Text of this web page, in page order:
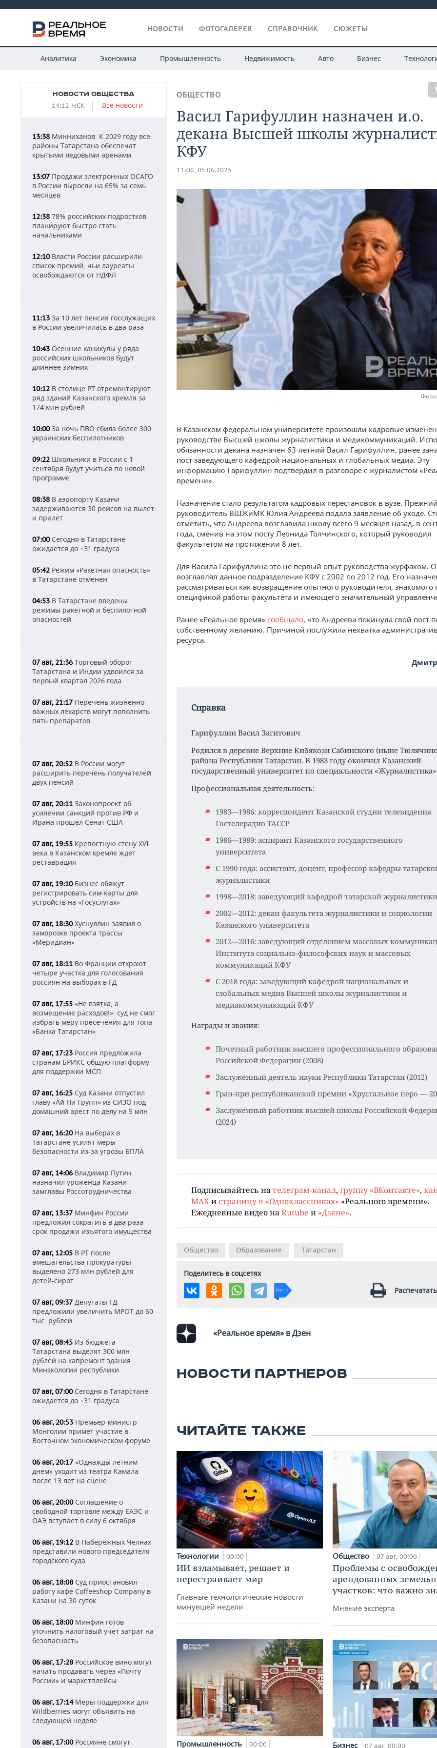
НОВОСТИ ФОТОГАЛЕРЕЯ СПРАВОЧНИК СЮЖЕТЫ
Аналитика Экономика Промышленность Недвижимость Авто Бизнес
НОВОСТИ ОБЩЕСТВА
14:12 МСК Все новости
13:38 Минниханов: К 2029 году все
районы Татарстана обеспечат
крытыми ледовыми аренами
13:07 Продажи электронных ОСАГО
в России выросли на 65% за семь
месяцев
12:38 78% российских подростков
планируют быстро стать
начальниками
12:10Власти России расширили
список премий, чьи лауреаты
освобождаются от НДФЛ
11:13 За 10 лет пенсия госслужащих
в России увеличилась в два раза
10:43 Осенние каникулы у ряда
российских школьников будут
длиннее зимних
10:12 В столице РТ отремонтируют
ряд зданий Казанского кремля за
174 млн рублей
10:00За ночь ПВО сбила более 300
украинских беспилотников
09:22 Школьники в России с 1
сентября будут учиться по новой
программе
08:38 В аэропорту Казани
задерживаются 30 рейсов на вылет
и прилет
07:00Сегодня в Татарстане
ожидается до +31 градуса
05:42 Режим «Ракетная опасность»
в Татарстане отменен
04:53 В Татарстане введены
режимы ракетной и беспилотной
опасностей
07 авг, 21:36 Торговый оборот
Татарстана и Индии удвоился за
первый квартал 2026 года
07 авг, 21:17 Перечень жизненно
важных лекарств могут пополнить
пять препаратов
07 авг, 20:52 В России могут
расширить перечень получателей
двух пенсий
07 авг, 20:11 Законопроект об
усилении санкций против РФ и
Ирана прошел Сенат США
07 авг, 19:55 Крепостную стену XVI
века в Казанском кремле ждет
реставрация
07 авг, 19:10Бизнес обяжут
регистрировать сим-карты для
устройств на «Госуслугах»
07 авг, 18:30Хуснуллин заявил о
заморозке проекта трассы
«Меридиан»
07 авг, 18:11 Во Франции откроют
четыре участка для голосования
россиян на выборах в ГД
07 авг, 17:55 «Не взятка, а
возмещение расходов!»: суд не смог
избрать меру пресечения для топа
«Банка Татарстан»
07 авг, 17:23 Россия предложила
странам БРИКС общую платформу
для поддержки МСП
07 авг, 16:25 Суд Казани отпустил
главу «Ай Пи Групп» из СИЗО под
домашний арест по делу на 5 млн
07 авг, 16:20На выборах в
Татарстане усилят меры
безопасности из-за угрозы БПЛА
07 авг, 14:06 Владимир Путин
назначил уроженца Казани
замглавы Россотрудничества
07 авг, 13:37 Минфин России
предложил сократить в два раза
срок продажи изъятого имущества
07 авг, 12:05 В РТ после
вмешательства прокуратуры
выделено 273 млн рублей для
детей-сирот
07 авг, 09:37 Депутаты ГД
предложили увеличить МРОТ до 50
тыс. рублей
07 авг, 08:45 Из бюджета
Татарстана выделят 300 млн
рублей на капремонт здания
Минэкологии республики
07 авг, 07:00Сегодня в Татарстане
ожидается до +31 градуса
06 авг, 20:53 Премьер-министр
Монголии примет участие в
Восточном экономическом форуме
06 авг, 20:17 «Однажды летним
днем» уходит из театра Камала
после 13 лет на сцене
06 авг, 20:00Соглашение о
свободной торговле между ЕАЭС и
ОАЭ вступает в силу 6 октября
06 авг, 19:12 В Набережных Челнах
представили нового председателя
городского суда
06 авг, 18:08 Суд приостановил
работу кафе Coffeeshop Company в
Казани на 30 суток
06 авг, 18:00Минфин готов
уточнить налоговый учет затрат на
безопасность
06 авг, 17:28 Российское вино могут
начать продавать через «Почту
России» и маркетплейсы
06 авг, 17:14Меры поддержки для
Wildberries могут объявить на
следующей неделе
06 авг, 17:00Россияне смогут
ОБЩЕСТВО
Васил Гарифуллин назначен и.о.
декана Высшей школы
КФУ
11:06, 05.06.2025
В Казанском федеральном университете произошли кадровые
руководстве Высшей школы журналистики и медикоммуникаций.
обязанности декана назначен 63-летний Васил Гарифуллин, ранее
пост заведующего кафедрой национальных и глобальных медиа. Эту
информацию Гарифуллин подтвердил в разговоре с журналистом
времени».
Назначение стало результатом кадровых перестановок в вузе. Прежний
руководитель ВШЖиМК Юлия Андреева подала заявление об уходе.
отметить, что Андреева возглавила школу всего 9 месяцев назад, в
года, сменив на этом посту Леонида Толчинского, который руководил
факультетом на протяжении 8 лет.
Для Васила Гарифуллина это не первый опыт руководства журфаком.
возглавлял данное подразделение КФУ с 2002 по 2012 год. Его
рассматриваться как возвращение опытного руководителя, знакомого
спецификой работы факультета и имеющего значительный
Ранее «Реальное время» сообщало, что Андреева покинула свой пост
собственному желанию. Причиной послужила нехватка
ресурса.
Справка
Гарифуллин Васил Загитович
Родился в деревне Верхние Кибякози Сабинского (ныне
района Республики Татарстан. В 1983 году окончил Казанский
государственный университет по специальности
Профессиональная деятельность:
1983—1986: корреспондент Казанской студии телевидения
Гостелерадио ТАССР
1986—1989: аспирант Казанского государственного
университета
С 1990 года: ассистент, доцент, профессор кафедры
журналистики
1998—2018: заведующий кафедрой татарской журналистики
2002—2012: декан факультета журналистики и социологии
Казанского университета
2012—2016: заведующий отделением массовых
Института социально-философских наук и массовых
коммуникаций КФУ
С 2018 года: заведующий кафедрой национальных и
глобальных медиа Высшей школы журналистики и
медиакоммуникаций КФУ
Награды и звания:
Почетный работник высшего профессионального
Российской Федерации (2008)
Заслуженный деятель науки Республики Татарстан (2012)
Гран-при республиканской премии «Хрустальное перо —
Заслуженный работник высшей школы Российской
(2024)
Подписывайтесь нателеграм-канал, группу «ВКонтакте»,
MAXи страницу в «Одноклассниках» «Реального времени».
Ежедневные видео наRutube и «Дзене».
Общество Образование Татарстан
Поделитесь в соцсетях
«Реальное время» в Дзен
НОВОСТИ ПАРТНЕРОВ
ЧИТАЙТЕ ТАКЖЕ
Технологии 00:00
ИИ взламывает, решает и
перестраивает мир
Главные технологические новости
минувшей недели
Промышленность 00:00
Общество 07 авг, 00:00
Проблемы с
арендованных
участков: что важно
Мнение эксперта
Бизнес 07 авг, 00:00